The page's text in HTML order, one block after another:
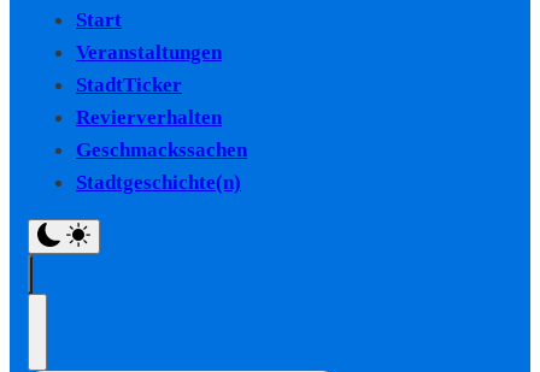
Start
Veranstaltungen
StadtTicker
Revierverhalten
Geschmackssachen
Stadtgeschichte(n)